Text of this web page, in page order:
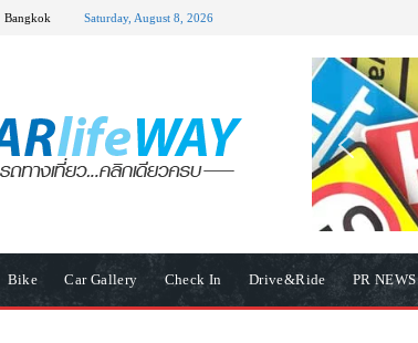
Bangkok Saturday, August 8, 2026
Bike Car Gallery Check In Drive&Ride PR NEWS